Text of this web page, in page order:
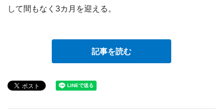
して間もなく3カ月を迎える。
記事を読む